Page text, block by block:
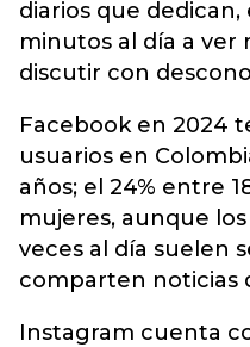
diarios que
minutos al día a ver
discutir con
Facebook en 2024
usuarios en
años; el 24% entre
mujeres, aunque
veces al día suelen
comparten noticias
Instagram cuenta